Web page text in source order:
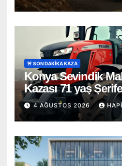
🚨 SON DAKİKA KAZA
Konya Sevindik
Kazası 71 yaş
4 AĞUSTOS 2026